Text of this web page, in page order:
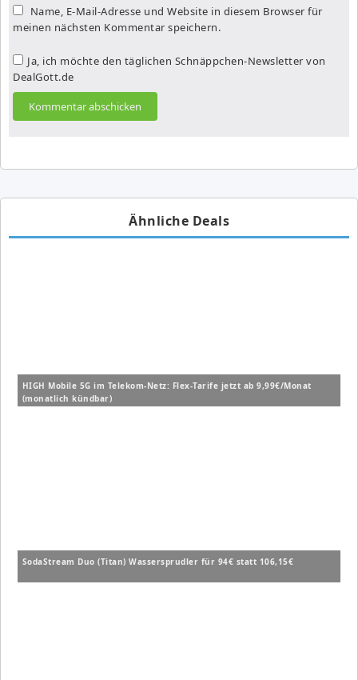
Name, E-Mail-Adresse und Website in diesem Browser für
meinen nächsten Kommentar speichern.
Ja, ich möchte den täglichen Schnäppchen-Newsletter von
DealGott.de
Ähnliche Deals
HIGH Mobile 5G im Telekom-Netz: Flex-Tarife jetzt ab 9,99€/Monat
(monatlich kündbar)
SodaStream Duo (Titan) Wassersprudler für 94€ statt 106,15€